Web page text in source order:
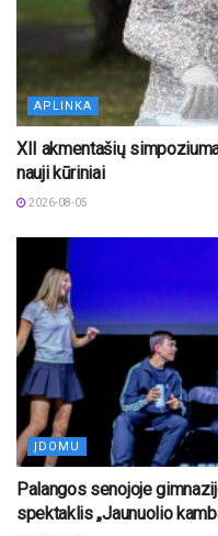
APLINKA
XII akmentašių
nauji kūriniai
2026-08-05
ĮDOMU
Palangos senojoje
spektaklis „Jaunuolio